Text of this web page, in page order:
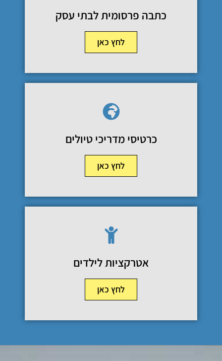
כתבה פרסומית לבתי עסק
לחץ כאן
כרטיסי מדריכי טיולים
לחץ כאן
אטרקציות לילדים
לחץ כאן